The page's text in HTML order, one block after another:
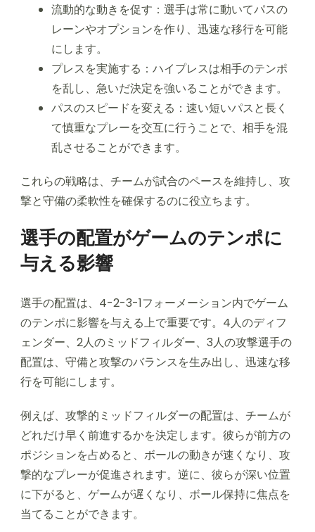
流動的な動きを促す：選手は常に動いてパスの
レーンやオプションを作り、迅速な移行を可能
にします。
プレスを実施する：ハイプレスは相手のテンポ
を乱し、急いだ決定を強いることができます。
パスのスピードを変える：速い短いパスと長く
て慎重なプレーを交互に行うことで、相手を混
乱させることができます。
これらの戦略は、チームが試合のペースを維持し、攻
撃と守備の柔軟性を確保するのに役立ちます。
選手の配置がゲームのテンポに
与える影響
選手の配置は、4-2-3-1フォーメーション内でゲーム
のテンポに影響を与える上で重要です。4人のディフ
ェンダー、2人のミッドフィルダー、3人の攻撃選手の
配置は、守備と攻撃のバランスを生み出し、迅速な移
行を可能にします。
例えば、攻撃的ミッドフィルダーの配置は、チームが
どれだけ早く前進するかを決定します。彼らが前方の
ポジションを占めると、ボールの動きが速くなり、攻
撃的なプレーが促進されます。逆に、彼らが深い位置
に下がると、ゲームが遅くなり、ボール保持に焦点を
当てることができます。